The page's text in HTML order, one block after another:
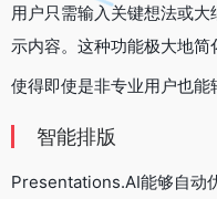
用户只需输入关键想法或
示内容。这种功能极大地简
使得即使是非专业用户也
智能排版
Presentations.AI能够自动